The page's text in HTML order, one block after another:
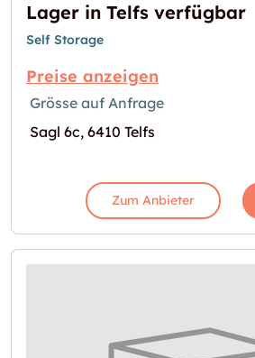
Lager in Telfs verfügbar
Self Storage
Preise anzeigen
Grösse auf Anfrage
Sagl 6c, 6410 Telfs
Zum Anbieter